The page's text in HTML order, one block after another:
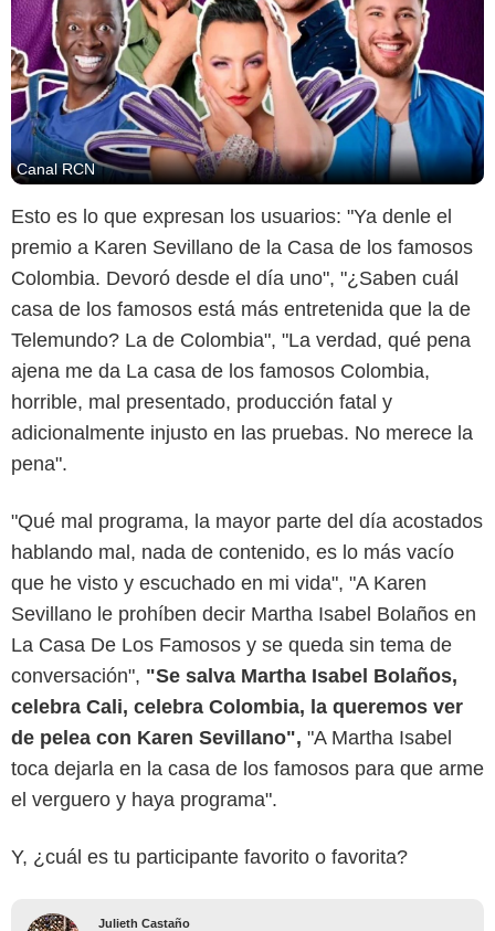
Canal RCN
Esto es lo que expresan los usuarios: "Ya denle el
premio a Karen Sevillano de la Casa de los famosos
Colombia. Devoró desde el día uno", "¿Saben cuál
casa de los famosos está más entretenida que la de
Telemundo? La de Colombia", "La verdad, qué pena
ajena me da La casa de los famosos Colombia,
horrible, mal presentado, producción fatal y
adicionalmente injusto en las pruebas. No merece la
pena".
"Qué mal programa, la mayor parte del día acostados
hablando mal, nada de contenido, es lo más vacío
que he visto y escuchado en mi vida", "A Karen
Sevillano le prohíben decir Martha Isabel Bolaños en
La Casa De Los Famosos y se queda sin tema de
conversación", "Se salva Martha Isabel Bolaños,
celebra Cali, celebra Colombia, la queremos ver
de pelea con Karen Sevillano", "A Martha Isabel
toca dejarla en la casa de los famosos para que arme
el verguero y haya programa".
Y, ¿cuál es tu participante favorito o favorita?
Julieth Castaño